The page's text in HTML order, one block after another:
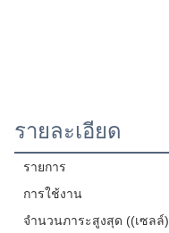
รายละเอียด
รายการ
การใช้งาน
จํานวนภาระสูงสุด ((เซลล์)